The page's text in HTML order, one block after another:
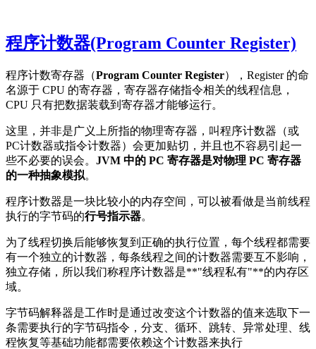
程序计数器(Program Counter Register)
程序计数寄存器（Program Counter Register），Register 的命
名源于 CPU 的寄存器，寄存器存储指令相关的线程信息，
CPU 只有把数据装载到寄存器才能够运行。
这里，并非是广义上所指的物理寄存器，叫程序计数器（或
PC计数器或指令计数器）会更加贴切，并且也不容易引起一
些不必要的误会。 JVM 中的 PC 寄存器是对物理 PC 寄存器
的一种抽象模拟。
程序计数器是一块比较小的内存空间，可以被看做是当前线程
执行的字节码的行号指示器。
为了线程切换后能够恢复到正确的执行位置，每个线程都需要
有一个独立的计数器，每条线程之间的计数器需要互不影响，
独立存储，所以我们称程序计数器是**"线程私有"**的内存区
域。
字节码解释器是工作时是通过改变这个计数器的值来选取下一
条需要执行的字节码指令，分支、循环、跳转、异常处理、线
程恢复等基础功能都需要依赖这个计数器来执行